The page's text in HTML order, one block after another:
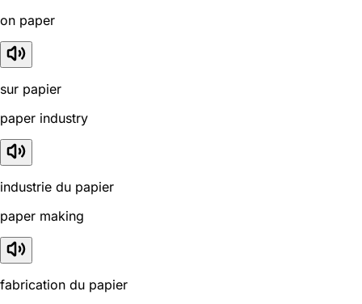
on paper
sur papier
paper industry
industrie du papier
paper making
fabrication du papier